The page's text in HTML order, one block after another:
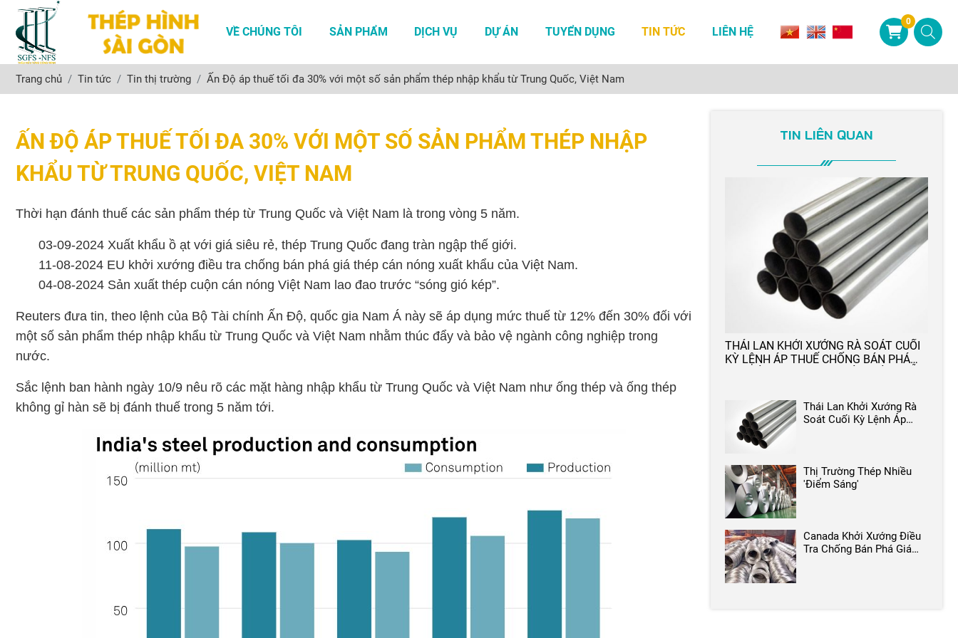
VỀ CHÚNG TÔI SẢN PHẨM DỊCH VỤ DỰ ÁN TUYỂN DỤNG TIN TỨC LIÊN HỆ
0
Trang chủ Tin tức Tin thị trường Ấn Độ áp thuế tối đa 30% với một số sản phẩm thép nhập khẩu từ Trung Quốc, Việt Nam
ẤN ĐỘ ÁP THUẾ TỐI ĐA 30% VỚI MỘT SỐ SẢN PHẨM THÉP NHẬP
KHẨU TỪ TRUNG QUỐC, VIỆT NAM
Thời hạn đánh thuế các sản phẩm thép từ Trung Quốc và Việt Nam là trong vòng 5 năm.
03-09-2024 Xuất khẩu ồ ạt với giá siêu rẻ, thép Trung Quốc đang tràn ngập thế giới.
11-08-2024 EU khởi xướng điều tra chống bán phá giá thép cán nóng xuất khẩu của Việt Nam.
04-08-2024 Sản xuất thép cuộn cán nóng Việt Nam lao đao trước “sóng gió kép”.
Reuters đưa tin, theo lệnh của Bộ Tài chính Ấn Độ, quốc gia Nam Á này sẽ áp dụng mức thuế từ 12% đến 30% đối với
một số sản phẩm thép nhập khẩu từ Trung Quốc và Việt Nam nhằm thúc đẩy và bảo vệ ngành công nghiệp trong
nước.
Sắc lệnh ban hành ngày 10/9 nêu rõ các mặt hàng nhập khẩu từ Trung Quốc và Việt Nam như ống thép và ống thép
không gỉ hàn sẽ bị đánh thuế trong 5 năm tới.
TIN LIÊN QUAN
THÁI LAN KHỞI XƯỚNG RÀ SOÁT CUỐI
KỲ LỆNH ÁP THUẾ CHỐNG BÁN PHÁ
HOẶC NHẬP KHẨU TỪ VIỆT NAM
Thái Lan Khởi Xướng Rà
Soát Cuối Kỳ Lệnh Áp
Thép Có Xuất Xứ Hoặc
Nhập Khẩu Từ Việt Nam
Thị Trường Thép Nhiều
'điểm Sáng'
Canada Khởi Xướng Điều
Tra Chống Bán Phá Giá